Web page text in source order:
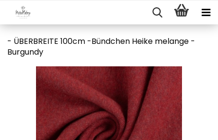
- ÜBERBREITE 100cm -Bündchen Heike melange -
Burgundy